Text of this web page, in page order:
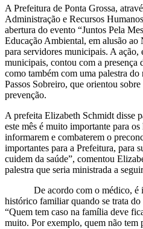
A Prefeitura de Ponta Grossa,
Administração e Recursos
abertura do evento “Juntos Pela
Educação Ambiental, em alusão
para servidores municipais. A ação,
municipais, contou com a presença
como também com uma palestra
Passos Sobreiro, que orientou
prevenção.
A prefeita Elizabeth Schmidt disse
este mês é muito importante para
informarem e combaterem o
importantes para a Prefeitura, para
cuidem da saúde”, comentou
palestra que seria ministrada a
De acordo com o médico, é
histórico familiar quando se trata
“Quem tem caso na família deve
muito. Por exemplo, quem não tem